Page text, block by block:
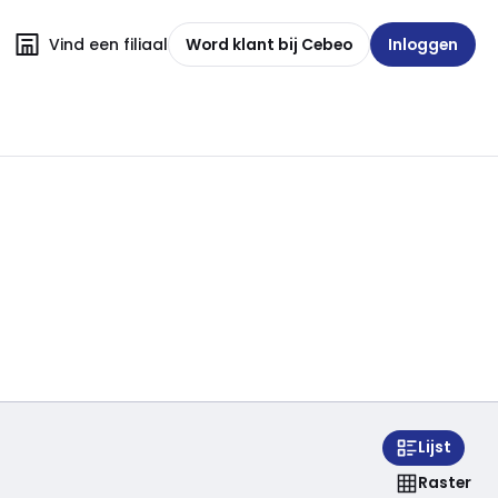
Vind een filiaal Word klant bij Cebeo Inloggen
Lijst
Raster